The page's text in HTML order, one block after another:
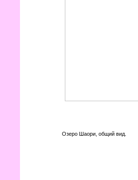
Озеро Шаори, общий вид.